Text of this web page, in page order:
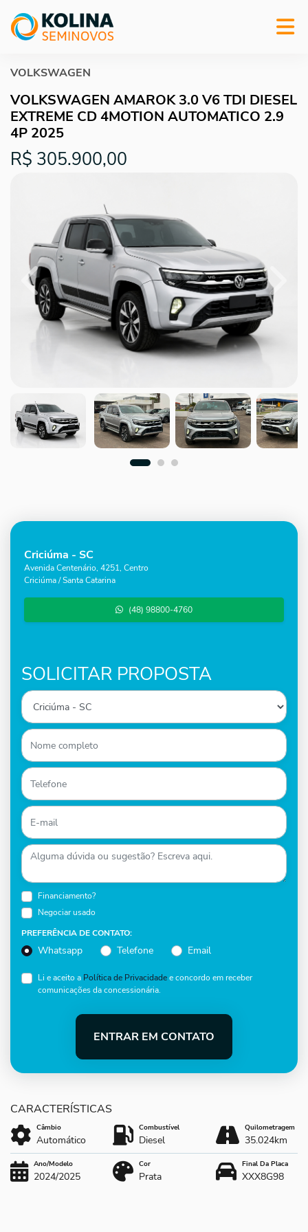
VOLKSWAGEN
VOLKSWAGEN AMAROK 3.0 V6 TDI DIESEL
EXTREME CD 4MOTION AUTOMATICO 2.9
4P 2025
R$ 305.900,00
Previous
Criciúma - SC
Avenida Centenário, 4251, Centro
Criciúma / Santa Catarina
(48) 98800-4760
SOLICITAR PROPOSTA
Financiamento?
Negociar usado
PREFERÊNCIA DE CONTATO:
Whatsapp Telefone Email
Li e aceito a Política de Privacidadee concordo em receber
comunicações da concessionária.
ENTRAR EM CONTATO
Câmbio
Automático
Combustível
Diesel
Quilometragem
35.024km
Ano/Modelo
2024/2025
Cor
Prata
Final Da Placa
XXX8G98